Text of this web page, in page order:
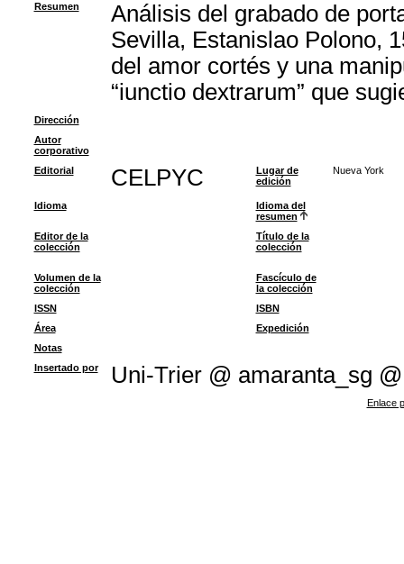
Resumen
Análisis del grabado de
Sevilla, Estanislao Polono,
del amor cortés y una
“iunctio dextrarum” que
Dirección
Autor
corporativo
Editorial
CELPYC
Lugar de
edición
Nueva York
Idioma
Idioma del
resumen
Editor de la
colección
Título de la
colección
Volumen de la
colección
Fascículo de
la colección
ISSN
ISBN
Área
Expedición
Notas
Insertado por
Uni-Trier @ amaranta_sg @
Enlace